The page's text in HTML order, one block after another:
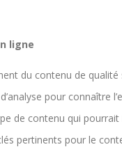
ligne
du contenu de
pour connaître
de contenu qui pourrait
pertinents pour le